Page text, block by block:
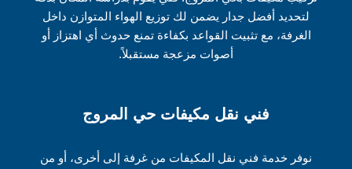
لتحديد أفضل جدار يضمن لك توزيع الهواء المتوازن داخل
الغرفة، مع تثبيت القواعد بكفاءة تمنع حدوث أي اهتزاز أو
أصوات مزعجة مستقبلاً.
فني نقل مكيفات حي المروج
نوفر خدمة فني نقل المكيفات من غرفة إلى أخرى، أو من